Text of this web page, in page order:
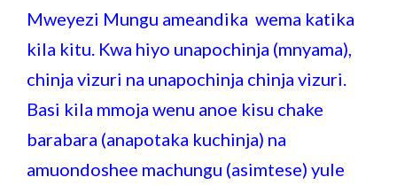
Mweyezi Mungu ameandika wema katika
kila kitu. Kwa hiyo unapochinja (mnyama),
chinja vizuri na unapochinja chinja vizuri.
Basi kila mmoja wenu anoe kisu chake
barabara (anapotaka kuchinja) na
amuondoshee machungu (asimtese) yule